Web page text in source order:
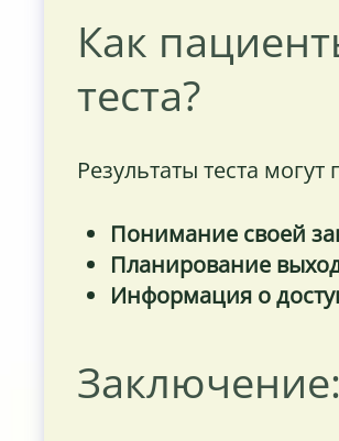
Как
теста?
Результаты теста
Понимание своей
Планирование
Информация о